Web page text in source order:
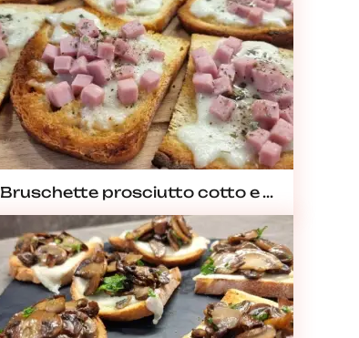
Bruschette prosciutto cotto e ...